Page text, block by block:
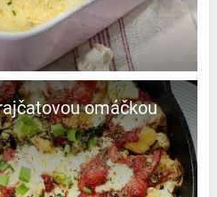
omáčkou